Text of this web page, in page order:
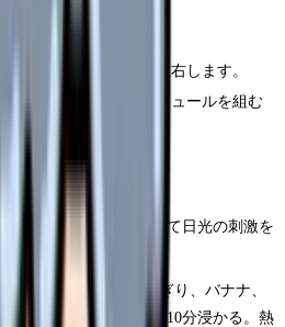
の休日の質を大きく左右します。
なく、意識的にスケジュールを組む
の場合
宅中にサングラスをかけて日光の刺激を
泌を促す
消化の良いもの（おにぎり、バナナ、
40度のぬるめの湯船に10分浸かる。熱